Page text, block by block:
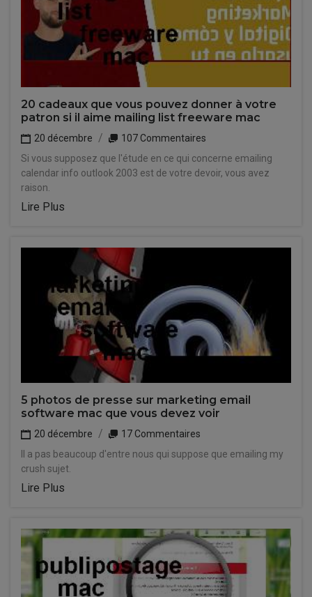
20 cadeaux que vous pouvez donner à votre
patron si il aime mailing list freeware mac
20 décembre
107 Commentaires
Si vous supposez que l'étude en ce qui concerne emailing
calendar info outlook 2003 est de votre devoir, vous avez
raison.
Lire Plus
5 photos de presse sur marketing email
software mac que vous devez voir
20 décembre
17 Commentaires
Il a pas beaucoup d'entre nous qui suppose que emailing my
crush sujet.
Lire Plus